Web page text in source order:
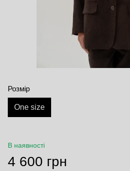
Розмір
One size
В наявності
4 600 грн